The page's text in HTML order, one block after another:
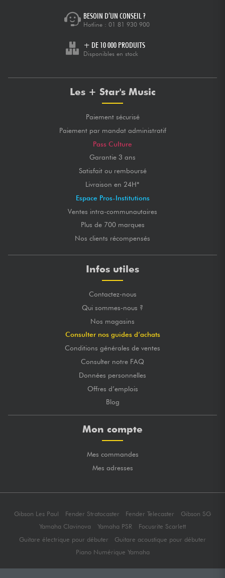
BESOIN D’UN CONSEIL ?
Hotline : 01 81 930 900
+ DE 10 000 PRODUITS
Disponibles en stock
Les + Star's Music
Paiement sécurisé
Paiement par mandat administratif
Pass Culture
Garantie 3 ans
Satisfait ou remboursé
Livraison en 24H*
Espace Pros-Institutions
Ventes intra-communautaires
Plus de 700 marques
Nos clients récompensés
Infos utiles
Contactez-nous
Qui sommes-nous ?
Nos magasins
Consulter nos guides d’achats
Conditions générales de ventes
Consulter notre FAQ
Données personnelles
Offres d’emplois
Blog
Mon compte
Mes commandes
Mes adresses
Gibson Les Paul Fender Stratocaster Fender Telecaster
Gibson SG
Yamaha Clavinova
Yamaha PSR
Focusrite Scarlett
Guitare électrique pour débuter
Guitare acoustique pour débuter
Piano Numérique Yamaha